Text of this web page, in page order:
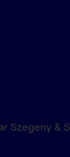
Szegeny &